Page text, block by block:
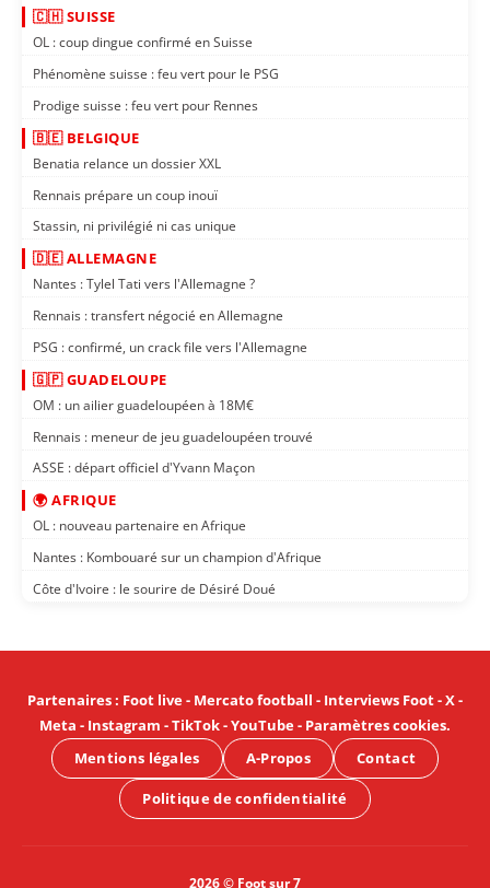
🇨🇭 SUISSE
OL : coup dingue confirmé en Suisse
Phénomène suisse : feu vert pour le PSG
Prodige suisse : feu vert pour Rennes
🇧🇪 BELGIQUE
Benatia relance un dossier XXL
Rennais prépare un coup inouï
Stassin, ni privilégié ni cas unique
🇩🇪 ALLEMAGNE
Nantes : Tylel Tati vers l'Allemagne ?
Rennais : transfert négocié en Allemagne
PSG : confirmé, un crack file vers l'Allemagne
🇬🇵 GUADELOUPE
OM : un ailier guadeloupéen à 18M€
Rennais : meneur de jeu guadeloupéen trouvé
ASSE : départ officiel d'Yvann Maçon
🌍 AFRIQUE
OL : nouveau partenaire en Afrique
Nantes : Kombouaré sur un champion d'Afrique
Côte d'Ivoire : le sourire de Désiré Doué
Partenaires: Foot live- Mercato football - Interviews Foot-X-
Meta - Instagram -TikTok-YouTube- Paramètres cookies.
Mentions légales
A-Propos Contact
Politique de confidentialité
2026 © Foot sur 7